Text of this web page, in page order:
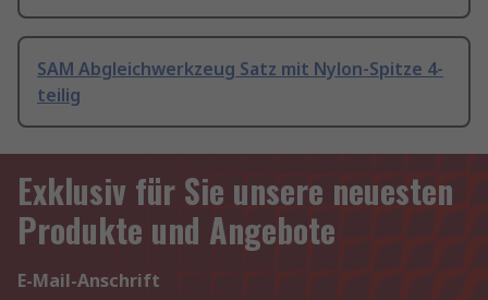
SAM Abgleichwerkzeug Satz mit Nylon-Spitze 4-
teilig
Exklusiv für Sie unsere neuesten
Produkte und Angebote
E-Mail-Anschrift